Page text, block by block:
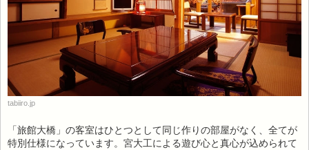
tabiiro.jp
「旅館大橋」の客室はひとつとして同じ作りの部屋がなく、全てが
特別仕様になっています。宮大工による遊び心と真心が込められて